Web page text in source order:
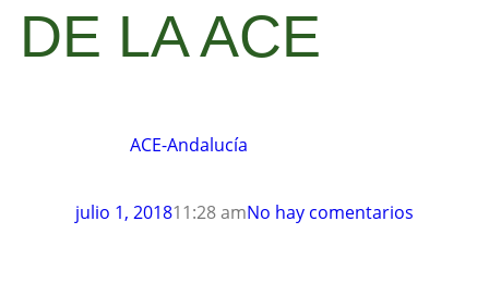
DE LA ACE
ACE-Andalucía
julio 1, 201811:28 amNo hay comentarios